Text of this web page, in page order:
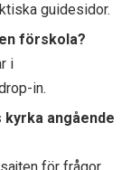
guidesidor.
förskola?
i
in.
angående